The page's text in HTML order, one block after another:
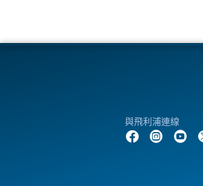
與飛利浦連線